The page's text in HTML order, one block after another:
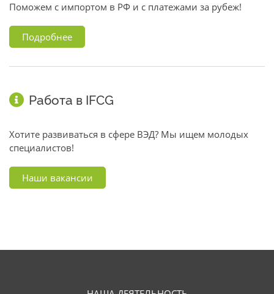
Поможем с импортом в РФ и с платежами за рубеж!
Подробнее
Работа в IFCG
Хотите развиваться в сфере ВЭД? Мы ищем молодых
специалистов!
Наши вакансии